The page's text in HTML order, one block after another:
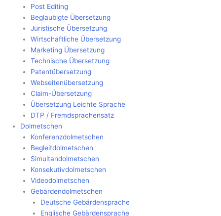
Post Editing
Beglaubigte Übersetzung
Juristische Übersetzung
Wirtschaftliche Übersetzung
Marketing Übersetzung
Technische Übersetzung
Patentübersetzung
Webseitenübersetzung
Claim-Übersetzung
Übersetzung Leichte Sprache
DTP / Fremdsprachensatz
Dolmetschen
Konferenzdolmetschen
Begleitdolmetschen
Simultandolmetschen
Konsekutivdolmetschen
Videodolmetschen
Gebärdendolmetschen
Deutsche Gebärdensprache
Englische Gebärdensprache